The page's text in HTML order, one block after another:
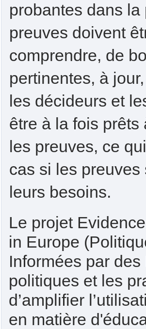
probantes dans
preuves doivent
comprendre, de
pertinentes, à
les décideurs et
être à la fois
les preuves, ce
cas si les
leurs besoins.
Le projet
in Europe
Informées par
politiques et les
d’amplifier
en matière